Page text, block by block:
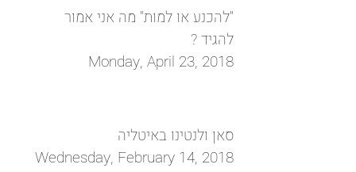
"להכנע או למות" מה אני אמור
להגיד ?
Monday, April 23, 2018
סאן ולנטינו באיטליה
Wednesday, February 14, 2018